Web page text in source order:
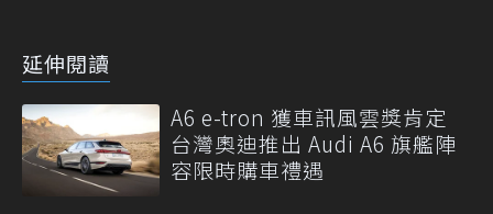
延伸閱讀
A6 e-tron 獲車訊風雲獎肯定
台灣奧迪推出 Audi A6 旗艦陣
容限時購車禮遇